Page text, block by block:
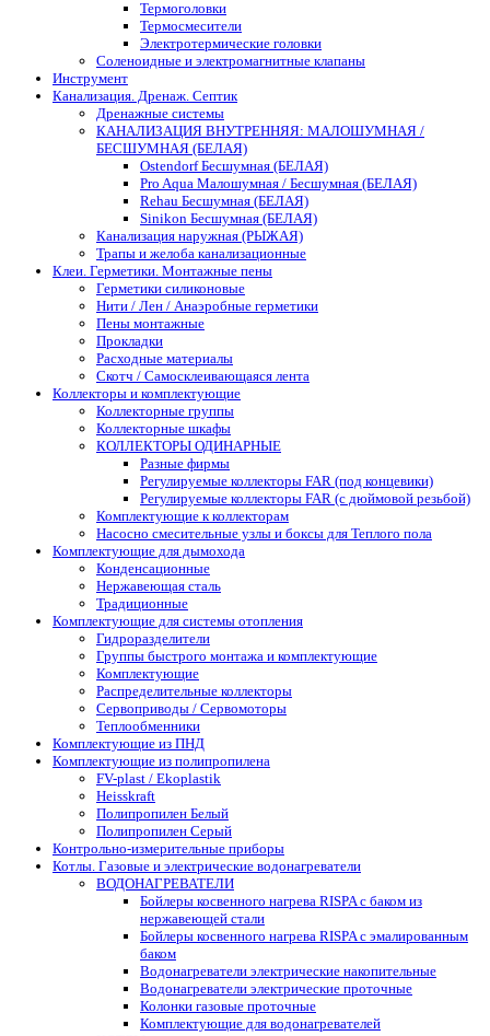
Термоголовки
Термосмесители
Электротермические головки
Соленоидные и электромагнитные клапаны
Инструмент
Канализация. Дренаж. Септик
Дренажные системы
КАНАЛИЗАЦИЯ ВНУТРЕННЯЯ: МАЛОШУМНАЯ /
БЕСШУМНАЯ (БЕЛАЯ)
Ostendorf Бесшумная (БЕЛАЯ)
Pro Aqua Малошумная / Бесшумная (БЕЛАЯ)
Rehau Бесшумная (БЕЛАЯ)
Sinikon Бесшумная (БЕЛАЯ)
Канализация наружная (РЫЖАЯ)
Трапы и желоба канализационные
Клеи. Герметики. Монтажные пены
Герметики силиконовые
Нити / Лен / Анаэробные герметики
Пены монтажные
Прокладки
Расходные материалы
Скотч / Самосклеивающаяся лента
Коллекторы и комплектующие
Коллекторные группы
Коллекторные шкафы
КОЛЛЕКТОРЫ ОДИНАРНЫЕ
Разные фирмы
Регулируемые коллекторы FAR (под концевики)
Регулируемые коллекторы FAR (с дюймовой резьбой)
Комплектующие к коллекторам
Насосно смесительные узлы и боксы для Теплого пола
Комплектующие для дымохода
Конденсационные
Нержавеющая сталь
Традиционные
Комплектующие для системы отопления
Гидроразделители
Группы быстрого монтажа и комплектующие
Комплектующие
Распределительные коллекторы
Сервоприводы / Сервомоторы
Теплообменники
Комплектующие из ПНД
Комплектующие из полипропилена
FV-plast / Ekoplastik
Heisskraft
Полипропилен Белый
Полипропилен Серый
Контрольно-измерительные приборы
Котлы. Газовые и электрические водонагреватели
ВОДОНАГРЕВАТЕЛИ
Бойлеры косвенного нагрева RISPA с баком из
нержавеющей стали
Бойлеры косвенного нагрева RISPA с эмалированным
баком
Водонагреватели электрические накопительные
Водонагреватели электрические проточные
Колонки газовые проточные
Комплектующие для водонагревателей